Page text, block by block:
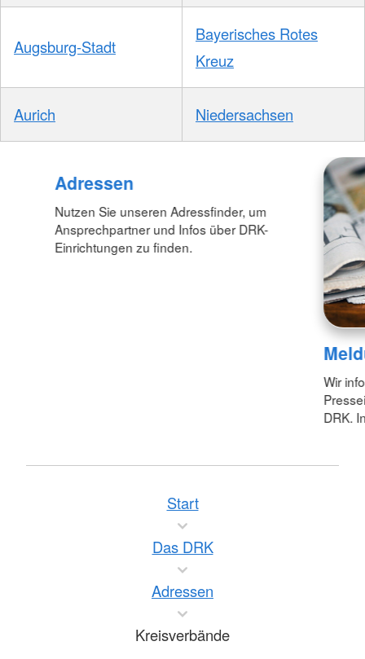
Augsburg-Stadt
Bayerisches Rotes
Kreuz
Aurich Niedersachsen
Adressen
Nutzen Sie unseren Adressfinder, um
Ansprechpartner und Infos über DRK-
Einrichtungen zu finden.
Wir
DRK.
Start
Das DRK
Adressen
Kreisverbände